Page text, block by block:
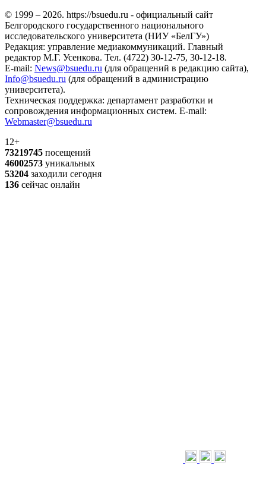
© 1999 – 2026. https://bsuedu.ru - официальный сайт
Белгородского государственного национального
исследовательского университета (НИУ «БелГУ»)
Редакция: управление медиакоммуникаций. Главный
редактор М.Г. Усенкова. Тел. (4722) 30-12-75, 30-12-18.
E-mail: News@bsuedu.ru (для обращений в редакцию сайта),
Info@bsuedu.ru (для обращений в администрацию
университета).
Техническая поддержка: департамент разработки и
сопровождения информационных систем. E-mail:
Webmaster@bsuedu.ru
12+
73219745 посещений
46002573 уникальных
53204 заходили сегодня
136 сейчас онлайн